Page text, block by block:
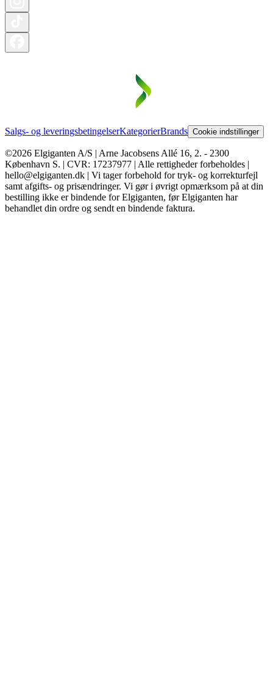
Salgs- og leveringsbetingelserKategorierBrands Cookie indstillinger
©2026 Elgiganten A/S | Arne Jacobsens Allé 16, 2. - 2300
København S. | CVR: 17237977 | Alle rettigheder forbeholdes |
hello@elgiganten.dk | Vi tager forbehold for tryk- og korrekturfejl
samt afgifts- og prisændringer. Vi gør i øvrigt opmærksom på at din
bestilling ikke er bindende for Elgiganten, før Elgiganten har
behandlet din ordre og sendt en bindende faktura.